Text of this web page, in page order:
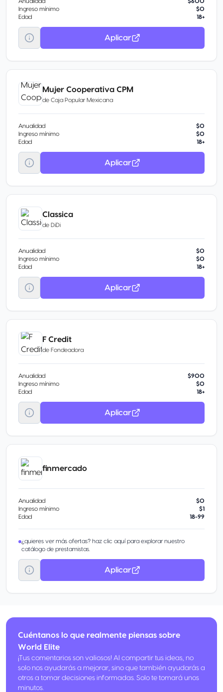
Ingreso mínimo
$0
Edad
18+
Aplicar
Mujer Cooperativa CPM
de Caja Popular Mexicana
Anualidad
$0
Ingreso mínimo
$0
Edad
18+
Aplicar
Classica
de DiDi
Anualidad
$0
Ingreso mínimo
$0
Edad
18+
Aplicar
F Credit
de Fondeadora
Anualidad
$900
Ingreso mínimo
$0
Edad
18+
Aplicar
finmercado
Anualidad
$0
Ingreso mínimo
$1
Edad
18-99
¿quieres ver más ofertas? haz clic aquí para explorar nuestro
catálogo de prestamistas.
Aplicar
Cuéntanos lo que realmente piensas sobre
World Elite
¡Tus comentarios son valiosos! Al compartir tus ideas, no
solo nos ayudarás a mejorar, sino que también ayudarás a
otros a tomar decisiones informadas. Solo te tomará unos
minutos.